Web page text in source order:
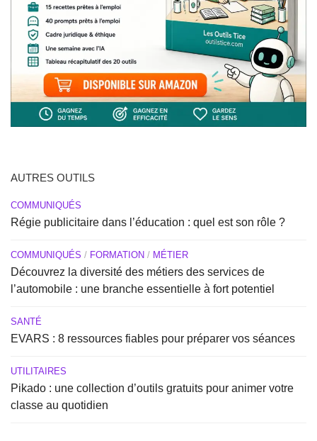
AUTRES OUTILS
COMMUNIQUÉS
Régie publicitaire dans l’éducation : quel est son rôle ?
COMMUNIQUÉS / FORMATION / MÉTIER
Découvrez la diversité des métiers des services de
l’automobile : une branche essentielle à fort potentiel
SANTÉ
EVARS : 8 ressources fiables pour préparer vos séances
UTILITAIRES
Pikado : une collection d’outils gratuits pour animer votre
classe au quotidien